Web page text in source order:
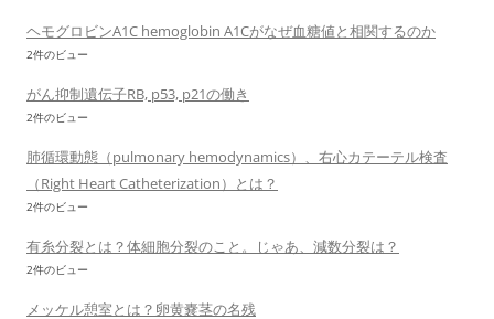
ヘモグロビンA1C hemoglobin A1Cがなぜ血糖値と相関するのか
2件のビュー
がん抑制遺伝子RB, p53, p21の働き
2件のビュー
肺循環動態（pulmonary hemodynamics）、右心カテーテル検査
（Right Heart Catheterization）とは？
2件のビュー
有糸分裂とは？体細胞分裂のこと。じゃあ、減数分裂は？
2件のビュー
メッケル憩室とは？卵黄嚢茎の名残